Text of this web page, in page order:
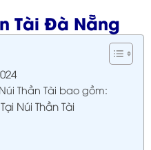
Tài Đà Nẵng
Thần Tài bao gồm:
Núi Thần Tài